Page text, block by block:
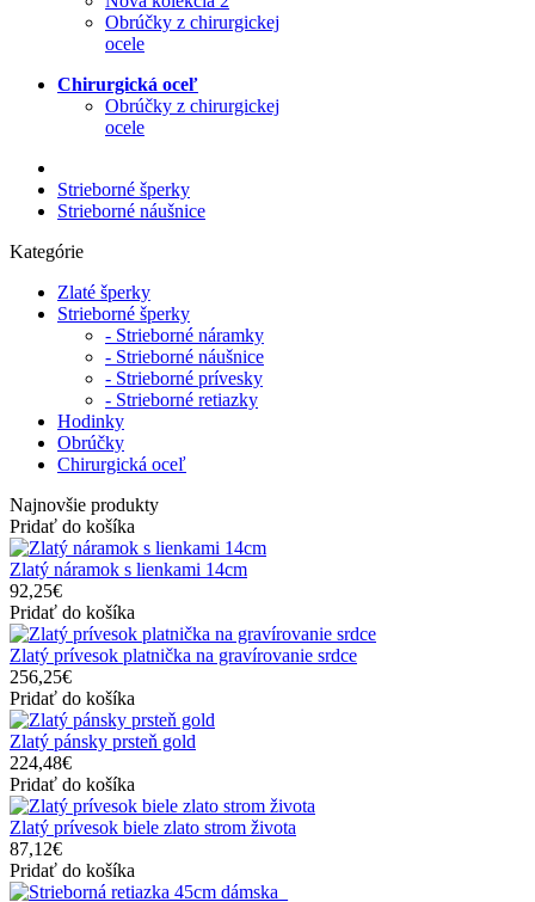
Obrúčky z chirurgickej
ocele
Chirurgická oceľ
Obrúčky z chirurgickej
ocele
Strieborné šperky
Strieborné náušnice
Kategórie
Zlaté šperky
Strieborné šperky
- Strieborné náramky
- Strieborné náušnice
- Strieborné prívesky
- Strieborné retiazky
Hodinky
Obrúčky
Chirurgická oceľ
Najnovšie produkty
Pridať do košíka
Zlatý náramok s lienkami 14cm
92,25€
Pridať do košíka
Zlatý prívesok platnička na gravírovanie srdce
256,25€
Pridať do košíka
Zlatý pánsky prsteň gold
224,48€
Pridať do košíka
Zlatý prívesok biele zlato strom života
87,12€
Pridať do košíka